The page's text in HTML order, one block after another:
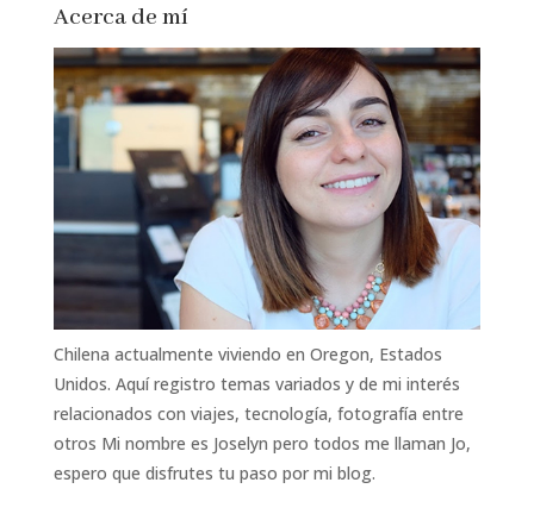
Acerca de mí
Chilena actualmente viviendo en Oregon, Estados
Unidos. Aquí registro temas variados y de mi interés
relacionados con viajes, tecnología, fotografía entre
otros Mi nombre es Joselyn pero todos me llaman Jo,
espero que disfrutes tu paso por mi blog.